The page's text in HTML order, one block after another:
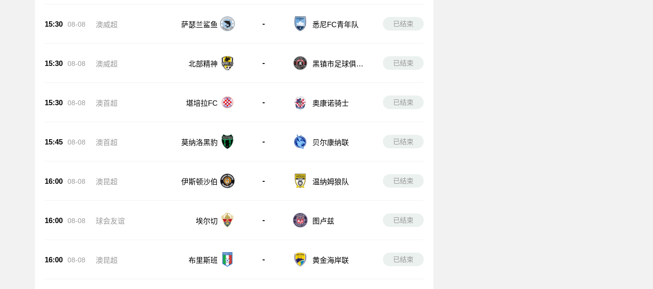
15:30 08-08 澳威超 萨瑟兰鲨鱼 - 悉尼FC青年队 已结束
15:30 08-08 澳威超 北部精神 -
黑镇市足球俱乐
已结束
15:30 08-08 澳首超 堪培拉FC - 奥康诺骑士 已结束
15:45 08-08 澳首超 莫纳洛黑豹 - 贝尔康纳联 已结束
16:00 08-08 澳昆超 伊斯顿沙伯 - 温纳姆狼队 已结束
16:00 08-08 球会友谊 埃尔切 - 图卢兹 已结束
16:00 08-08 澳昆超 布里斯班 - 黄金海岸联 已结束